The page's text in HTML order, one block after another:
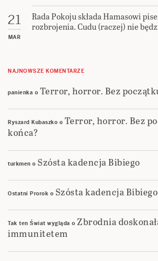
21
MAR
Rada Pokoju składa Hamasowi
rozbrojenia. Cudu (raczej) nie
NAJNOWSZE KOMENTARZE
panienka o Terror, horror. Bez
Ryszard Kubaszko o Terror, horror. Bez
końca?
turkmen o Szósta kadencja Bibiego
Ostatni Prorok o Szósta kadencja Bibiego
Tak ten Świat wygląda o Zbrodnia
immunitetem